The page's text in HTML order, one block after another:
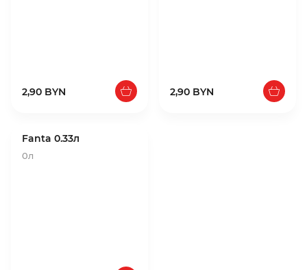
2,90 BYN 2,90 BYN
Fanta 0.33л
0л